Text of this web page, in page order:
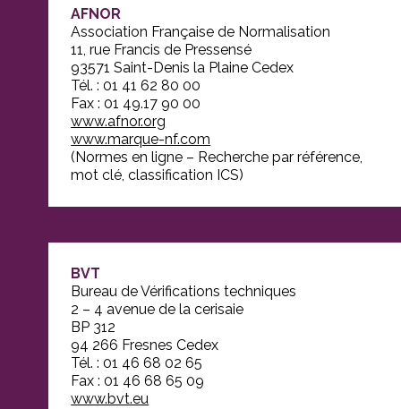
AFNOR
Association Française de Normalisation
11, rue Francis de Pressensé
93571 Saint-Denis la Plaine Cedex
Tél. : 01 41 62 80 00
Fax : 01 49.17 90 00
www.afnor.org
www.marque-nf.com
(Normes en ligne – Recherche par référence,
mot clé, classification ICS)
BVT
Bureau de Vérifications techniques
2 – 4 avenue de la cerisaie
BP 312
94 266 Fresnes Cedex
Tél. : 01 46 68 02 65
Fax : 01 46 68 65 09
www.bvt.eu